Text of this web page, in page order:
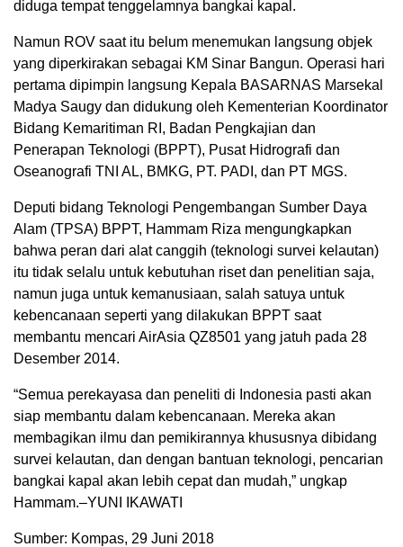
diduga tempat tenggelamnya bangkai kapal.
Namun ROV saat itu belum menemukan langsung objek
yang diperkirakan sebagai KM Sinar Bangun. Operasi hari
pertama dipimpin langsung Kepala BASARNAS Marsekal
Madya Saugy dan didukung oleh Kementerian Koordinator
Bidang Kemaritiman RI, Badan Pengkajian dan
Penerapan Teknologi (BPPT), Pusat Hidrografi dan
Oseanografi TNI AL, BMKG, PT. PADI, dan PT MGS.
Deputi bidang Teknologi Pengembangan Sumber Daya
Alam (TPSA) BPPT, Hammam Riza mengungkapkan
bahwa peran dari alat canggih (teknologi survei kelautan)
itu tidak selalu untuk kebutuhan riset dan penelitian saja,
namun juga untuk kemanusiaan, salah satuya untuk
kebencanaan seperti yang dilakukan BPPT saat
membantu mencari AirAsia QZ8501 yang jatuh pada 28
Desember 2014.
“Semua perekayasa dan peneliti di Indonesia pasti akan
siap membantu dalam kebencanaan. Mereka akan
membagikan ilmu dan pemikirannya khususnya dibidang
survei kelautan, dan dengan bantuan teknologi, pencarian
bangkai kapal akan lebih cepat dan mudah,” ungkap
Hammam.–YUNI IKAWATI
Sumber: Kompas, 29 Juni 2018